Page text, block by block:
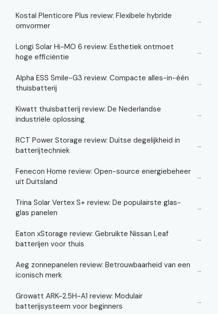
Kostal Plenticore Plus review: Flexibele hybride
omvormer
→
Longi Solar Hi-MO 6 review: Esthetiek ontmoet
hoge efficiëntie
→
Alpha ESS Smile-G3 review: Compacte alles-in-één
thuisbatterij
→
Kiwatt thuisbatterij review: De Nederlandse
industriële oplossing
→
RCT Power Storage review: Duitse degelijkheid in
batterijtechniek
→
Fenecon Home review: Open-source energiebeheer
uit Duitsland
→
Trina Solar Vertex S+ review: De populairste glas-
glas panelen
→
Eaton xStorage review: Gebruikte Nissan Leaf
batterijen voor thuis
→
Aeg zonnepanelen review: Betrouwbaarheid van een
iconisch merk
→
Growatt ARK-2.5H-A1 review: Modulair
batterijsysteem voor beginners
→